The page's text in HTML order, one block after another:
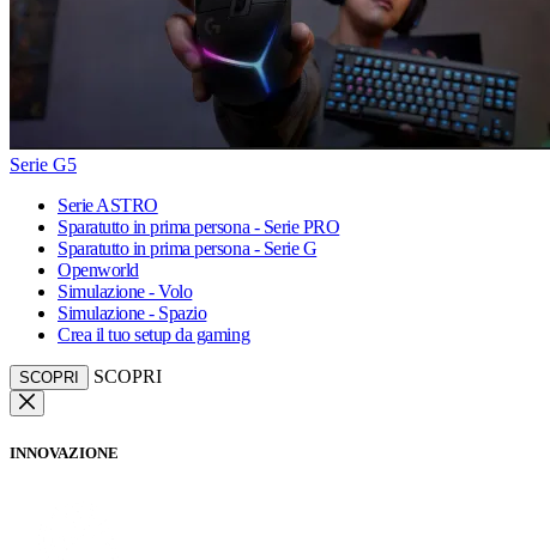
Serie G5
Serie ASTRO
Sparatutto in prima persona - Serie PRO
Sparatutto in prima persona - Serie G
Openworld
Simulazione - Volo
Simulazione - Spazio
Crea il tuo setup da gaming
SCOPRI SCOPRI
INNOVAZIONE